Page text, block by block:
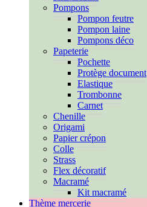
Pompons
Pompon feutre
Pompon laine
Pompons déco
Papeterie
Pochette
Protège document
Elastique
Trombonne
Carnet
Chenille
Origami
Papier crépon
Colle
Strass
Flex décoratif
Macramé
Kit macramé
Thème mercerie